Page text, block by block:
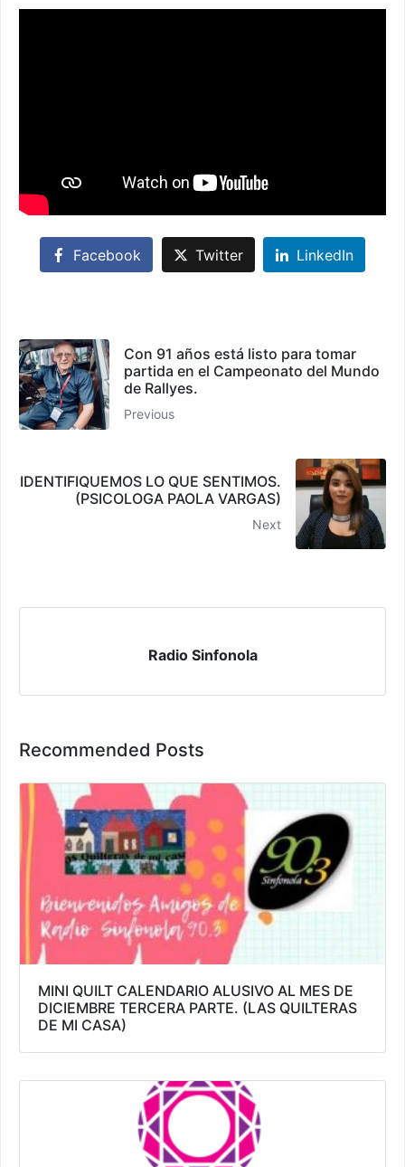
Facebook Twitter LinkedIn
Con 91 años está listo para tomar
partida en el Campeonato del Mundo
de Rallyes.
Previous
IDENTIFIQUEMOS LO QUE SENTIMOS.
(PSICOLOGA PAOLA VARGAS)
Next
Radio Sinfonola
Recommended Posts
MINI QUILT CALENDARIO ALUSIVO AL MES DE
DICIEMBRE TERCERA PARTE. (LAS QUILTERAS
DE MI CASA)